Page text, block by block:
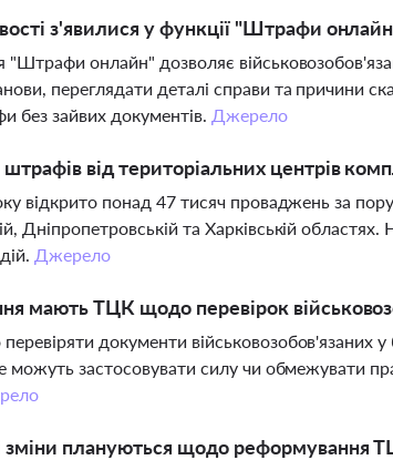
з'явилися у функції "Штрафи
"Штрафи онлайн" дозволяє
переглядати деталі справи та причини
без зайвих документів. Джерело
від територіальних центрів
відкрито понад 47 тисяч проваджень за
Дніпропетровській та Харківській
Джерело
мають ТЦК щодо перевірок
документи військовозобов'язаних
можуть застосовувати силу чи обмежувати
зміни плануються щодо реформування